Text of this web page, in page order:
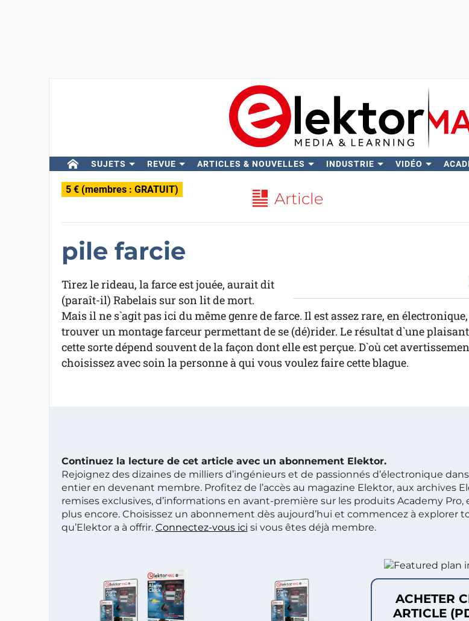
SUJETS REVUE ARTICLES & NOUVELLES INDUSTRIE VIDÉO
5 € (membres : GRATUIT) Article
pile farcie
Tirez le rideau, la farce est jouée, aurait dit
(paraît-il) Rabelais sur son lit de mort.
Mais il ne s`agit pas ici du même genre de farce. Il est assez rare, en
trouver un montage farceur permettant de se (dé)rider. Le résultat d`une
cette sorte dépend souvent de la façon dont elle est perçue. D`où cet
choisissez avec soin la personne à qui vous voulez faire cette blague.
Continuez la lecture de cet article avec un abonnement Elektor.
Rejoignez des dizaines de milliers d’ingénieurs et de passionnés d’électronique
entier en devenant membre. Profitez de l’accès au magazine Elektor, aux archives
remises exclusives, d’informations en avant-première sur les produits Academy Pro,
plus encore. Choisissez un abonnement dès aujourd’hui et commencez à explorer
qu’Elektor a à offrir. Connectez-vous ici si vous êtes déjà membre.
ACHETER
ARTICLE